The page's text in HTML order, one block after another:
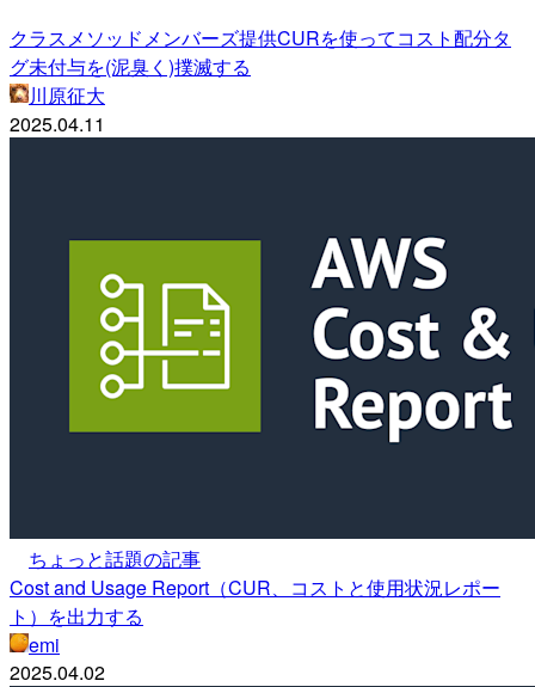
クラスメソッドメンバーズ提供CURを使ってコスト配分タ
グ未付与を(泥臭く)撲滅する
川原征大
2025.04.11
ちょっと話題の記事
Cost and Usage Report（CUR、コストと使用状況レポー
ト）を出力する
emi
2025.04.02